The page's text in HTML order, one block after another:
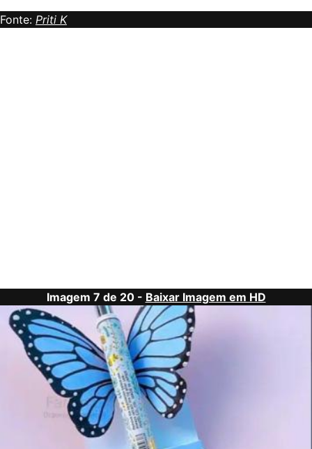
Fonte: Priti K
Imagem 7 de 20 - Baixar Imagem em HD